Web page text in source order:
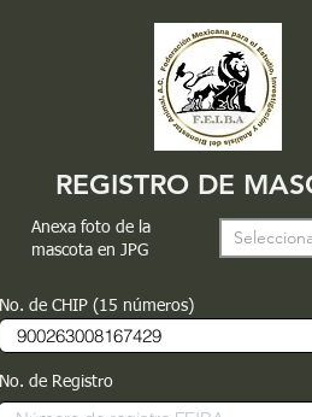
REGISTRO DE
Anexa foto de la
mascota en JPG
No. de CHIP (15 números)
No. de Registro